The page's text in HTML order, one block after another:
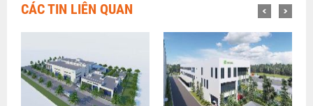
CÁC TIN LIÊN QUAN